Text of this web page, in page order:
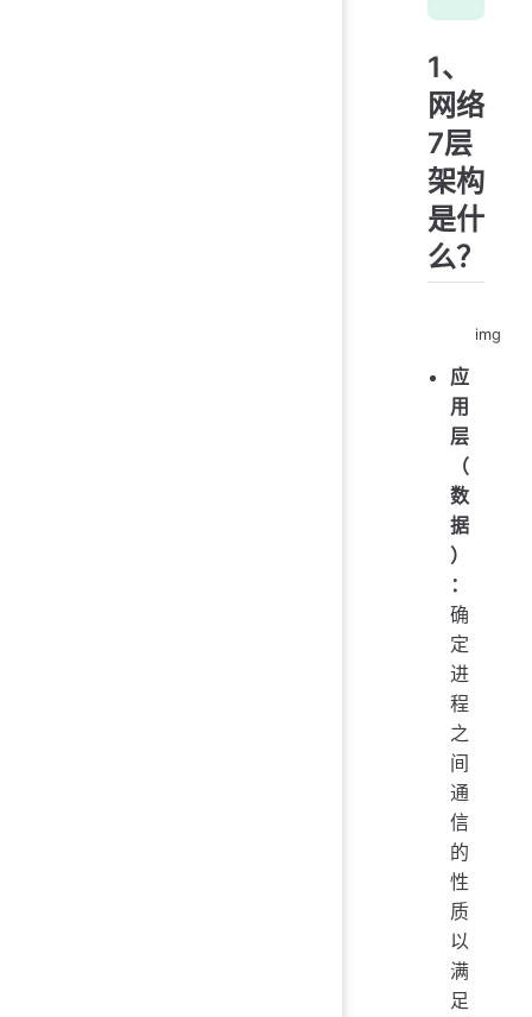
1、
网络
7层
架构
是什
么？
img
应
用
层
（
数
据
）
：
确
定
进
程
之
间
通
信
的
性
质
以
满
足